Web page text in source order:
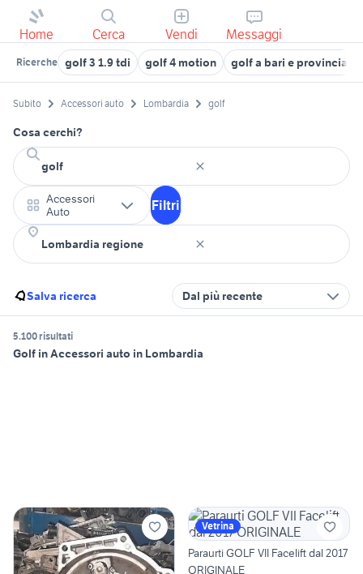
Home Cerca Vendi Messaggi
Ricerche golf 3 1.9 tdi golf 4 motion golf a bari e provincia
Subito Accessori auto Lombardia golf
Cosa cerchi?
Accessori
Auto
Filtri
Salva ricerca Dal più recente
5.100 risultati
Golf in Accessori auto in Lombardia
Vetrina
Paraurti GOLF VII Facelift dal 2017
ORIGINALE